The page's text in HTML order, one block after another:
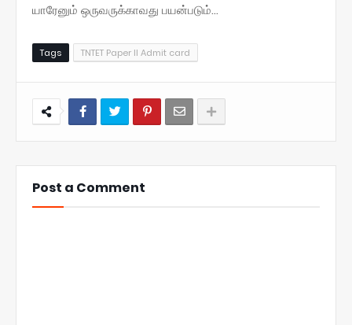
யாரேனும் ஒருவருக்காவது பயன்படும்...
Tags TNTET Paper II Admit card
Post a Comment